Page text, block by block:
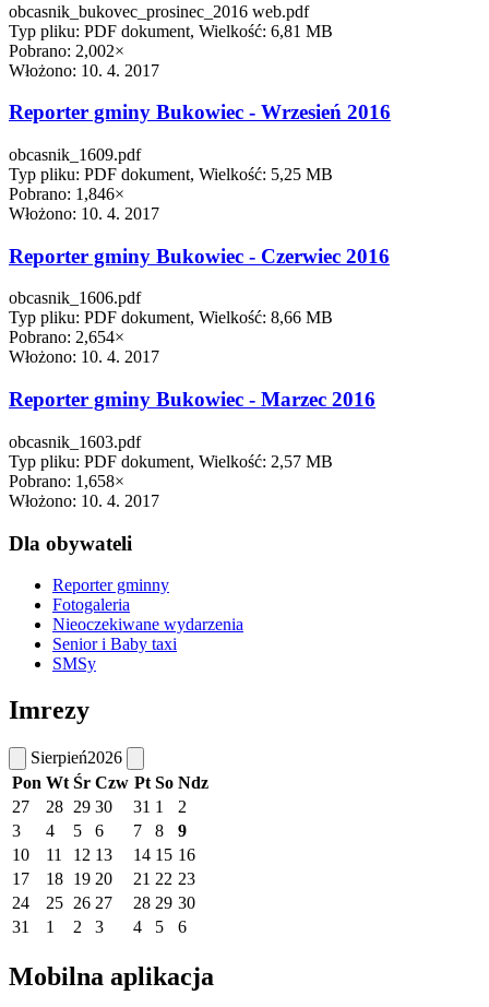
obcasnik_bukovec_prosinec_2016 web.pdf
Typ pliku: PDF dokument, Wielkość: 6,81 MB
Pobrano: 2,002×
Włożono: 10. 4. 2017
Reporter gminy Bukowiec - Wrzesień 2016
obcasnik_1609.pdf
Typ pliku: PDF dokument, Wielkość: 5,25 MB
Pobrano: 1,846×
Włożono: 10. 4. 2017
Reporter gminy Bukowiec - Czerwiec 2016
obcasnik_1606.pdf
Typ pliku: PDF dokument, Wielkość: 8,66 MB
Pobrano: 2,654×
Włożono: 10. 4. 2017
Reporter gminy Bukowiec - Marzec 2016
obcasnik_1603.pdf
Typ pliku: PDF dokument, Wielkość: 2,57 MB
Pobrano: 1,658×
Włożono: 10. 4. 2017
Dla obywateli
Reporter gminny
Fotogaleria
Nieoczekiwane wydarzenia
Senior i Baby taxi
SMSy
Imrezy
Sierpień2026
Pon Wt Śr Czw Pt So Ndz
27
28 29 30 31 1
2
3
4 5 6 7 8
9
10
11 12 13 14 15 16
17
18 19 20 21 22 23
24
25 26 27 28 29 30
31
1 2 3 4 5 6
Mobilna aplikacja